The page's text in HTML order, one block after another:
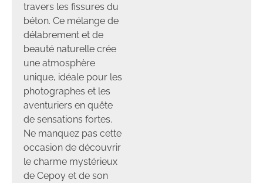
travers les fissures du
béton. Ce mélange de
délabrement et de
beauté naturelle crée
une atmosphère
unique, idéale pour les
photographes et les
aventuriers en quête
de sensations fortes.
Ne manquez pas cette
occasion de découvrir
le charme mystérieux
de Cepoy et de son